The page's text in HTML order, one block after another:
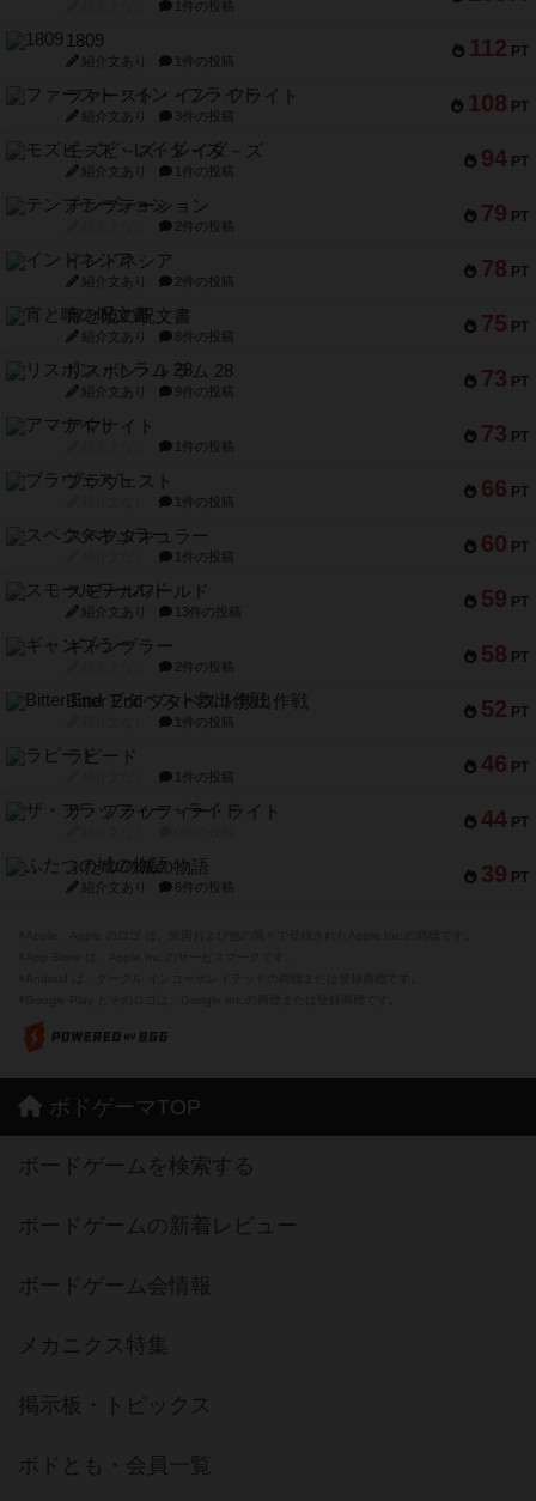
1件の投稿
112 PT
1809
紹介文あり 1件の投稿
108 PT
ファースト・イン・フライト
紹介文あり 3件の投稿
94 PT
モズビ－ズ・レイダ－ズ
紹介文あり 1件の投稿
79 PT
テンプテーション
2件の投稿
78 PT
インドネシア
紹介文あり 2件の投稿
75 PT
宵と暁の呪文書
紹介文あり 8件の投稿
73 PT
リスボン・トラム 28
紹介文あり 9件の投稿
73 PT
アマナイト
1件の投稿
66 PT
ブラヴェスト
1件の投稿
60 PT
スペクタキュラー
1件の投稿
59 PT
スモールワールド
紹介文あり 13件の投稿
58 PT
ギャンブラー
2件の投稿
52 PT
Bitter End ブタペスト救出作戦
1件の投稿
46 PT
ラピード
1件の投稿
44 PT
ザ・フラッフィー・ライト
39 PT
ふたつの城の物語
紹介文あり 6件の投稿
ボドゲーマTOP
ボードゲームを検索する
ボードゲームの新着レビュー
ボードゲーム会情報
メカニクス特集
掲示板・トピックス
ボドとも・会員一覧